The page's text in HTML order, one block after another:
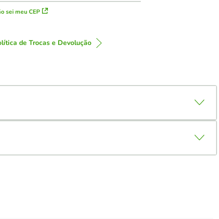
sei meu CEP
de Trocas e Devolução